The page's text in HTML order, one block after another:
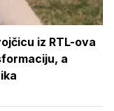
iz RTL-ova
a